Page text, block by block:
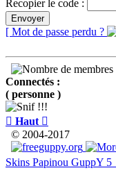
Recopier le code :
Envoyer
[ Mot de passe perdu ?
Connectés :
( personne )
 Haut 
© 2004-2017
Skins Papinou GuppY 5